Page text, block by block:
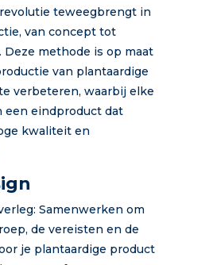
teweegbrengt in
van concept tot
methode is op maat
van plantaardige
verbeteren, waarbij elke
een eindproduct dat
kwaliteit en
Samenwerken om
de vereisten en de
je plantaardige product